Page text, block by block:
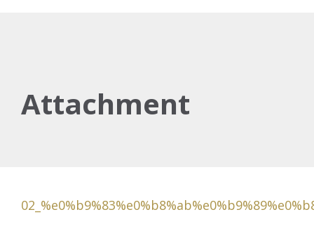
Attachment